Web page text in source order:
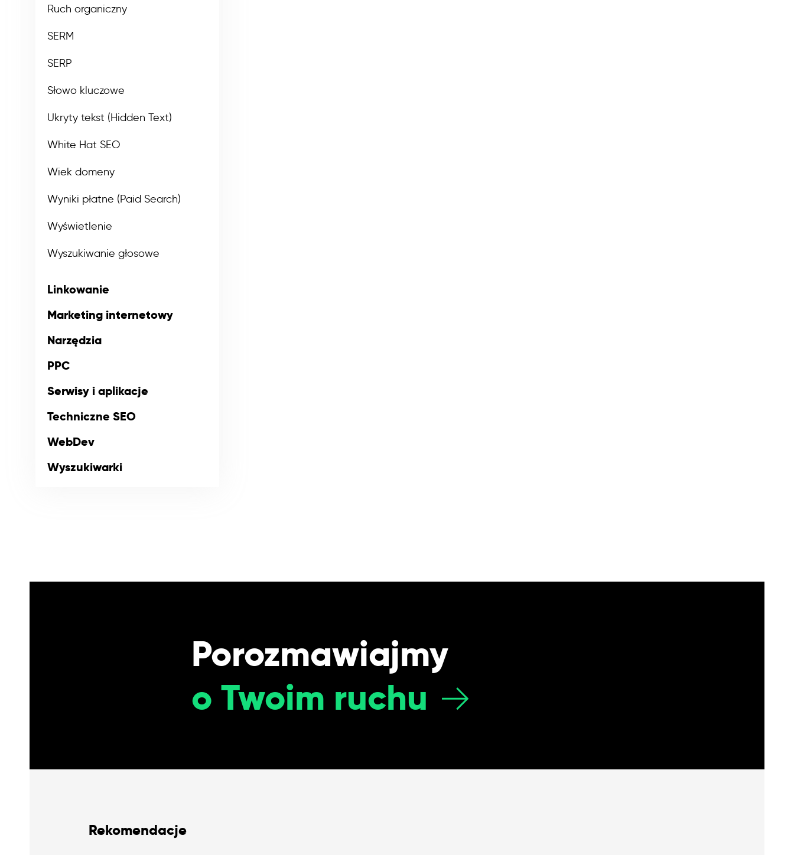
Ruch organiczny
SERM
SERP
Słowo kluczowe
Ukryty tekst (Hidden Text)
White Hat SEO
Wiek domeny
Wyniki płatne (Paid Search)
Wyświetlenie
Wyszukiwanie głosowe
Linkowanie
Marketing internetowy
Narzędzia
PPC
Serwisy i aplikacje
Techniczne SEO
WebDev
Wyszukiwarki
Porozmawiajmy
o Twoim ruchu
Rekomendacje